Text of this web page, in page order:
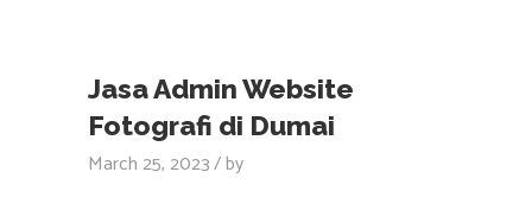
Jasa Admin Website
Fotografi di Dumai
March 25, 2023 by